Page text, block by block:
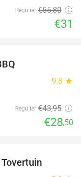
Regulier €55,80
€31
9.8 star
Regulier €43,95
€28,50